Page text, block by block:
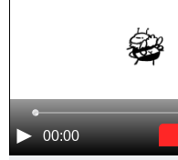
00:00